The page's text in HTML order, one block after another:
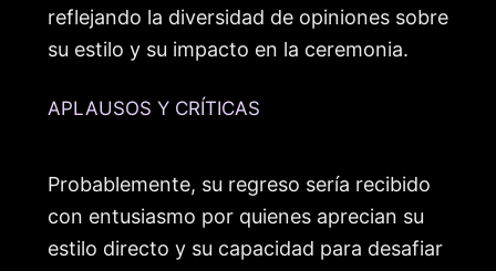
reflejando la diversidad de opiniones sobre
su estilo y su impacto en la ceremonia.
APLAUSOS Y CRÍTICAS
Probablemente, su regreso sería recibido
con entusiasmo por quienes aprecian su
estilo directo y su capacidad para desafiar